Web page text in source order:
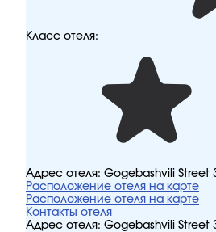
Класс отеля:
Адрес отеля: Gogebashvili Street
Расположение отеля на карте
Расположение отеля на карте
Контакты отеля
Адрес отеля: Gogebashvili Street